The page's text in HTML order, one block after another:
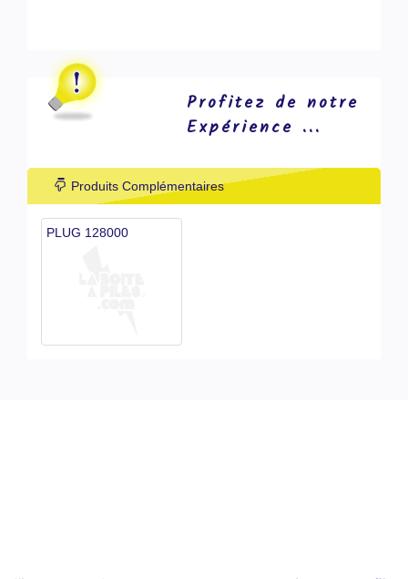
Profitez de notre
Expérience ...
Produits Complémentaires
PLUG 128000